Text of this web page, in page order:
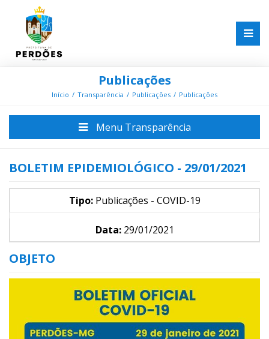
Publicações
Início Transparência Publicações Publicações
Menu Transparência
BOLETIM EPIDEMIOLÓGICO - 29/01/2021
Tipo:Publicações - COVID-19
Data:29/01/2021
OBJETO